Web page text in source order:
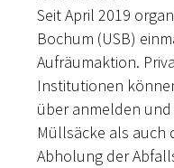
Seit April 2019
Bochum (USB)
Aufräumaktion.
Institutionen
über anmelden
Müllsäcke als auch
Abholung der